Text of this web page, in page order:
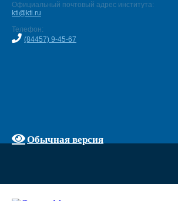
Официальный почтовый адрес института:
kti@kti.ru
Телефон:
(84457) 9-45-67
Обычная версия